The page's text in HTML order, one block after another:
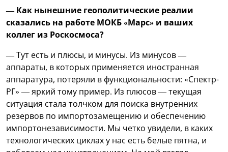
— Как нынешние геополитические реалии
сказались на работе МОКБ «Марс» и ваших
коллег из Роскосмоса?
— Тут есть и плюсы, и минусы. Из минусов —
аппараты, в которых применяется иностранная
аппаратура, потеряли в функциональности: «Спектр-
РГ» — яркий тому пример. Из плюсов — текущая
ситуация стала толчком для поиска внутренних
резервов по импортозамещению и обеспечению
импортонезависимости. Мы четко увидели, в каких
технологических циклах у нас есть белые пятна, и